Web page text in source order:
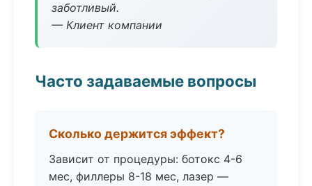
заботливый.
— Клиент компании
Часто задаваемые вопросы
Сколько держится эффект?
Зависит от процедуры: ботокс 4-6
мес, филлеры 8-18 мес, лазер —